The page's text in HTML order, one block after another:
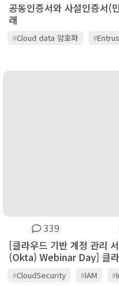
공동인증서와 사설인증서(
래
#Cloud data 암호화 #
339
[클라우드 기반 계정 관리
(Okta) Webinar Day] 클
이덴티티 관리
#CloudSecurity #IAM #